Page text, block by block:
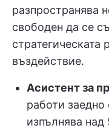
разпространява
свободен да се
стратегическата
въздействие.
Асистент за
работи заедно
изпълнява